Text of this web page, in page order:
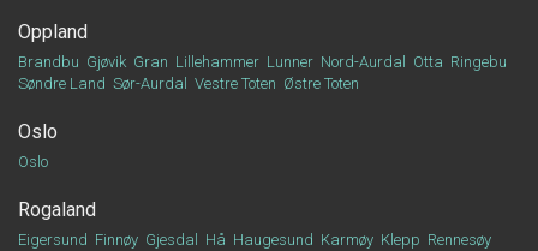
Oppland
Brandbu Gjøvik Gran Lillehammer Lunner Nord-Aurdal Otta Ringebu
Søndre Land Sør-Aurdal Vestre Toten Østre Toten
Oslo
Oslo
Rogaland
Eigersund Finnøy Gjesdal Hå Haugesund Karmøy Klepp Rennesøy